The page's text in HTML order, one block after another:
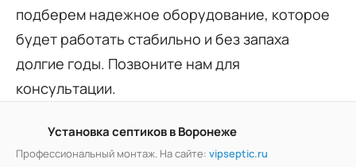
подберем надежное оборудование, которое
будет работать стабильно и без запаха
долгие годы. Позвоните нам для
консультации.
Установка септиков в Воронеже
Профессиональный монтаж. На сайте: vipseptic.ru